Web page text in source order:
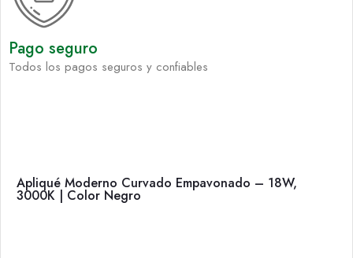
Pago seguro
Todos los pagos seguros y confiables
Apliqué Moderno Curvado Empavonado – 18W,
3000K | Color Negro